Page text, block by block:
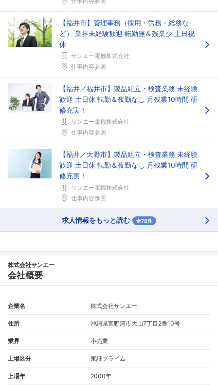
【福井市】管理事務（採用・労務・総務な
ど） 業界未経験歓迎 転勤無＆残業少 土日祝
休
サンエー電機株式会社
仕事内容参照
【福井／福井市】製品組立・検査業務 未経験
歓迎 土日休 転勤＆夜勤なし 月残業10時間 研
修充実！
サンエー電機株式会社
仕事内容参照
【福井／大野市】製品組立・検査業務 未経験
歓迎 土日休 転勤＆夜勤なし 月残業10時間 研
修充実！
サンエー電機株式会社
仕事内容参照
求人情報をもっと読む 全78件
株式会社サンエー
会社概要
企業名 株式会社サンエー
住所 沖縄県宜野湾市大山7丁目2番10号
業界 小売業
上場区分 東証プライム
上場年 2000年